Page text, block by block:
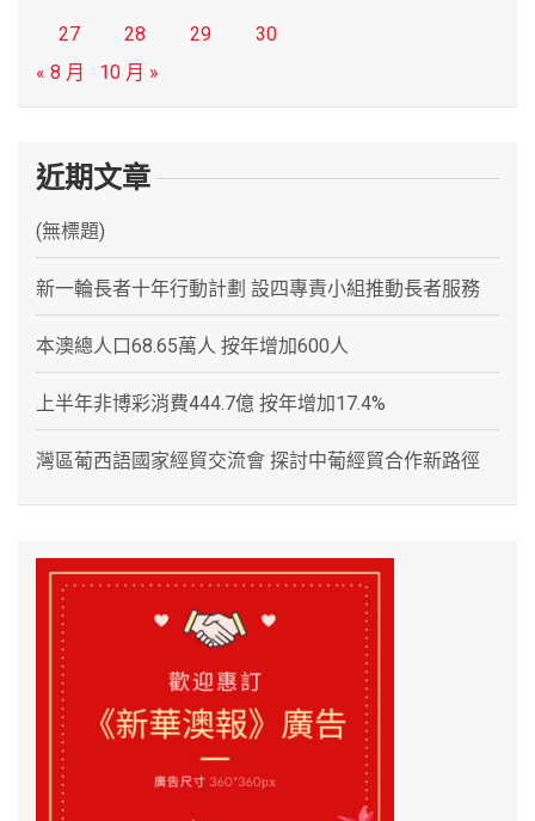
27
28 29
30
« 8 月
10 月 »
近期文章
(無標題)
新一輪長者十年行動計劃 設四專責小組推動長者服務
本澳總人口68.65萬人 按年增加600人
上半年非博彩消費444.7億 按年增加17.4%
灣區葡西語國家經貿交流會 探討中葡經貿合作新路徑